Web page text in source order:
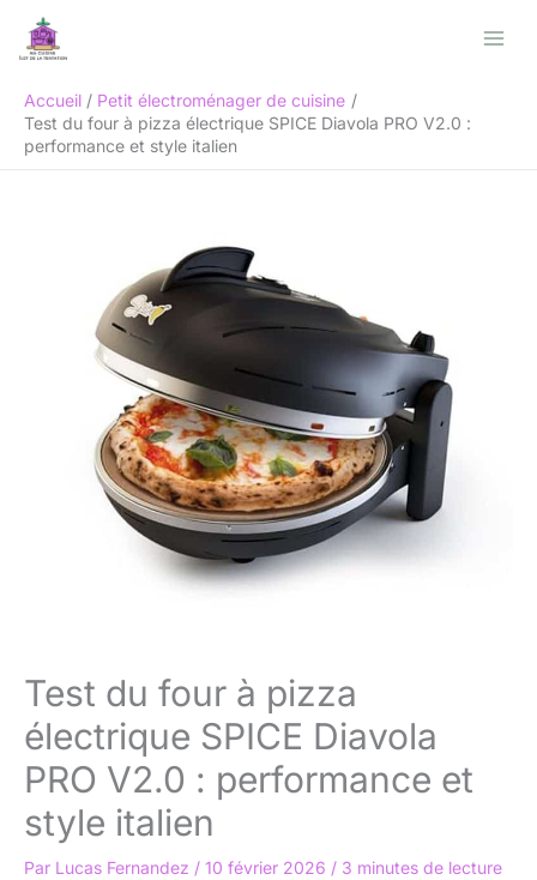
Accueil
Petit électroménager de cuisine
Test du four à pizza électrique SPICE Diavola PRO V2.0 :
performance et style italien
Test du four à pizza
électrique SPICE Diavola
PRO V2.0 : performance et
style italien
Par Lucas Fernandez / 10 février 2026 / 3 minutes de lecture
Rechercher